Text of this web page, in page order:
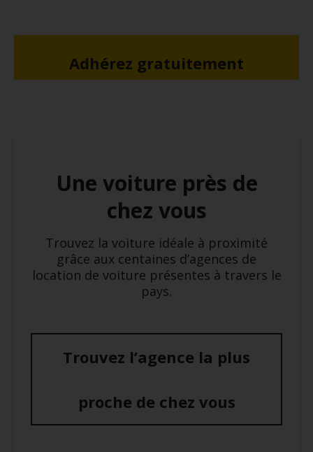
Adhérez gratuitement
Une voiture près de
chez vous
Trouvez la voiture idéale à proximité
grâce aux centaines d’agences de
location de voiture présentes à travers le
pays.
Trouvez l’agence la plus
proche de chez vous